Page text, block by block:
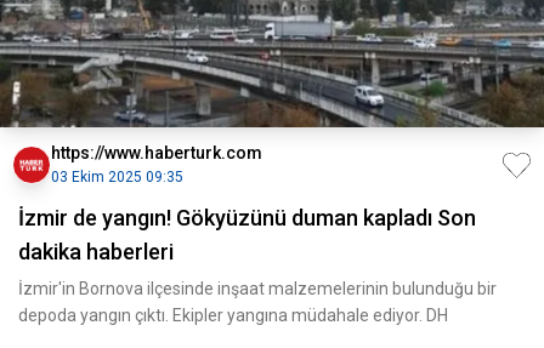
https://www.haberturk.com
03 Ekim 2025 09:35
İzmir de yangın! Gökyüzünü duman kapladı Son
dakika haberleri
İzmir'in Bornova ilçesinde inşaat malzemelerinin bulunduğu bir
depoda yangın çıktı. Ekipler yangına müdahale ediyor. DH